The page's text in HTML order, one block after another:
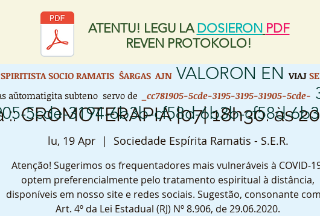
ATENTU! LEGU LA DOSIERON PDF
REVEN PROTOKOLO!
:: CROMOTERAPIA |07| 18h30. às
lu, 19 Apr
  |
Sociedade Espírita Ramatis - S.E.R.
Atenção! Sugerimos os frequentadores mais vulneráveis à COVID-
optem preferencialmente pelo tratamento espiritual à distância,
disponíveis em nosso site e redes sociais. Sugestão, consonante
Art. 4º da Lei Estadual (RJ) Nº 8.906, de 29.06.2020.
SPIRITISTA SOCIO RAMATIS ŜARGAS AJN VALORON ENVIAJ
aŭtomatigita subteno servo de _cc781905-5cde-3195-3195-31905-5cde-
5cde-3194-6b3b-cf58d-6b3b-cf58d-